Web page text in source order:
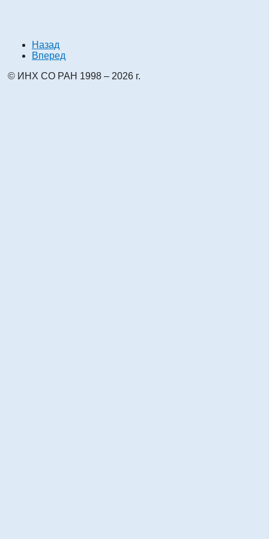
Назад
Вперед
© ИНХ СО РАН 1998 – 2026 г.